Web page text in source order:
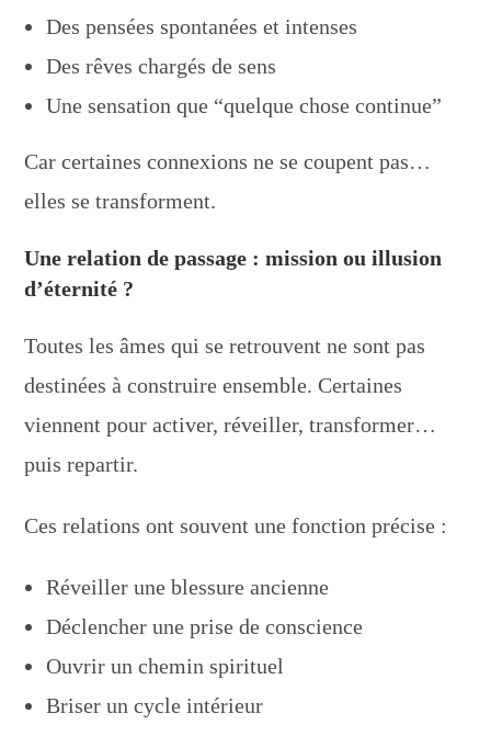
Des pensées spontanées et intenses
Des rêves chargés de sens
Une sensation que “quelque chose continue”
Car certaines connexions ne se coupent pas…
elles se transforment.
Une relation de passage : mission ou illusion
d’éternité ?
Toutes les âmes qui se retrouvent ne sont pas
destinées à construire ensemble. Certaines
viennent pour activer, réveiller, transformer…
puis repartir.
Ces relations ont souvent une fonction précise :
Réveiller une blessure ancienne
Déclencher une prise de conscience
Ouvrir un chemin spirituel
Briser un cycle intérieur